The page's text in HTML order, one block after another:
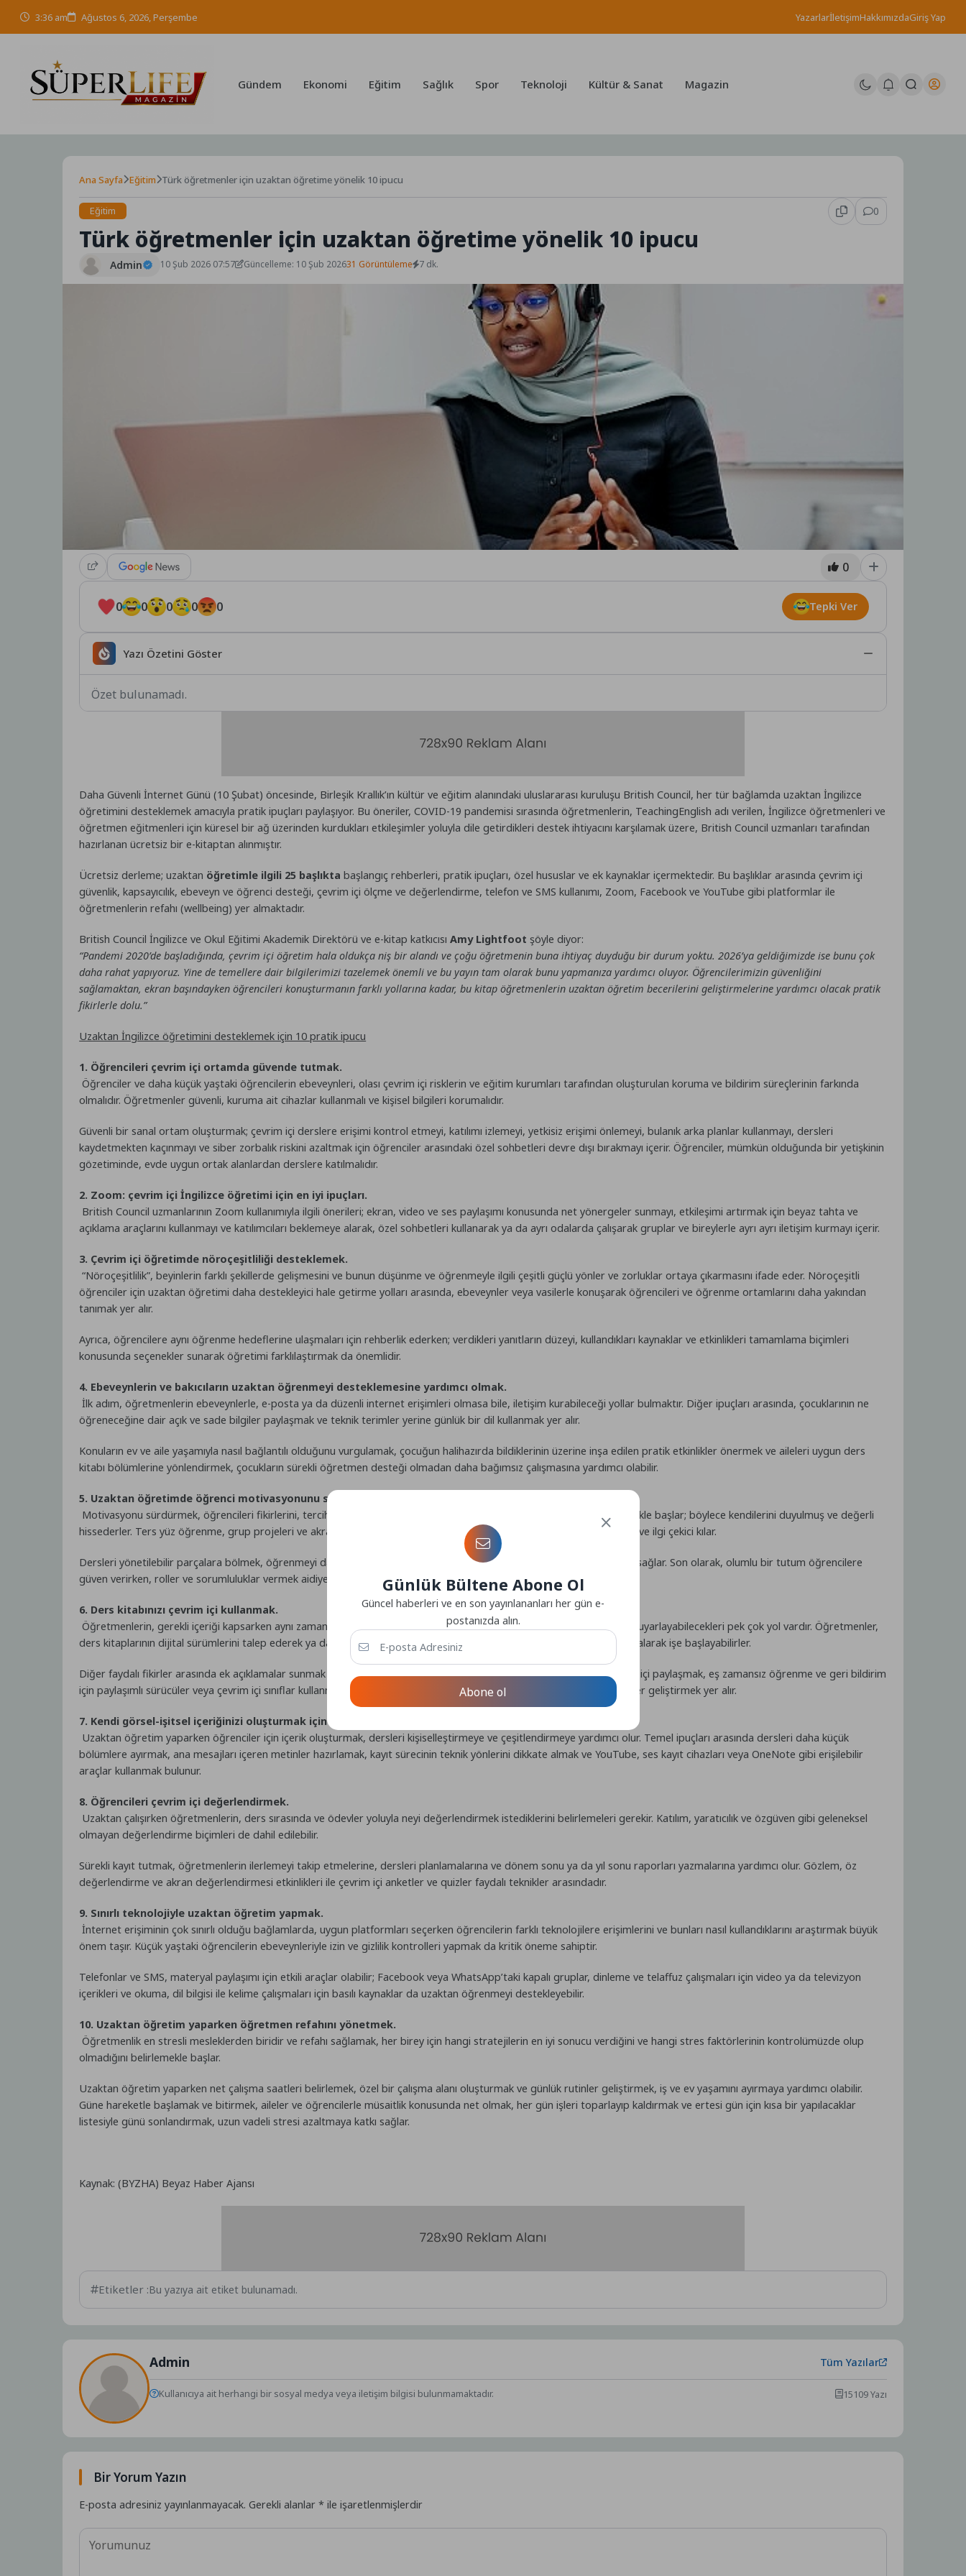
content
3:36 am Ağustos 6, 2026, Perşembe YazarlarİletişimHakkımızdaGiriş Yap
Gündem Ekonomi Eğitim Sağlık Spor Teknoloji Kültür & Sanat Magazin
Ana Sayfa Eğitim Türk öğretmenler için uzaktan öğretime yönelik 10 ipucu
Eğitim 0
Türk öğretmenler için uzaktan öğretime yönelik 10 ipucu
Admin 10 Şub 2026 07:57 Güncelleme: 10 Şub 202631 Görüntüleme 7 dk.
0
0 0 0 0 0 Tepki Ver
Yazı Özetini Göster
Özet bulunamadı.
Daha Güvenli İnternet Günü (10 Şubat) öncesinde, Birleşik Krallık’ın kültür ve eğitim alanındaki uluslararası kuruluşu British Council, her tür bağlamda uzaktan İngilizce
öğretimini desteklemek amacıyla pratik ipuçları paylaşıyor. Bu öneriler, COVID-19 pandemisi sırasında öğretmenlerin, TeachingEnglish adı verilen, İngilizce öğretmenleri ve
öğretmen eğitmenleri için küresel bir ağ üzerinden kurdukları etkileşimler yoluyla dile getirdikleri destek ihtiyacını karşılamak üzere, British Council uzmanları tarafından
hazırlanan ücretsiz bir e-kitaptan alınmıştır.
Ücretsiz derleme; uzaktan öğretimle ilgili 25 başlıkta başlangıç rehberleri, pratik ipuçları, özel hususlar ve ek kaynaklar içermektedir. Bu başlıklar arasında çevrim içi
güvenlik, kapsayıcılık, ebeveyn ve öğrenci desteği, çevrim içi ölçme ve değerlendirme, telefon ve SMS kullanımı, Zoom, Facebook ve YouTube gibi platformlar ile
öğretmenlerin refahı (wellbeing) yer almaktadır.
British Council İngilizce ve Okul Eğitimi Akademik Direktörü ve e-kitap katkıcısıAmy Lightfoot şöyle diyor:
“Pandemi 2020’de başladığında, çevrim içi öğretim hala oldukça niş bir alandı ve çoğu öğretmenin buna ihtiyaç duyduğu bir durum yoktu. 2026’ya geldiğimizde ise bunu çok
daha rahat yapıyoruz. Yine de temellere dair bilgilerimizi tazelemek önemli ve bu yayın tam olarak bunu yapmanıza yardımcı oluyor. Öğrencilerimizin güvenliğini
sağlamaktan, ekran başındayken öğrencileri konuşturmanın farklı yollarına kadar, bu kitap öğretmenlerin uzaktan öğretim becerilerini geliştirmelerine yardımcı olacak pratik
fikirlerle dolu.”
Uzaktan İngilizce öğretimini desteklemek için 10 pratik ipucu
1. Öğrencileri çevrim içi ortamda güvende tutmak.
Öğrenciler ve daha küçük yaştaki öğrencilerin ebeveynleri, olası çevrim içi risklerin ve eğitim kurumları tarafından oluşturulan koruma ve bildirim süreçlerinin farkında
olmalıdır. Öğretmenler güvenli, kuruma ait cihazlar kullanmalı ve kişisel bilgileri korumalıdır.
Güvenli bir sanal ortam oluşturmak; çevrim içi derslere erişimi kontrol etmeyi, katılımı izlemeyi, yetkisiz erişimi önlemeyi, bulanık arka planlar kullanmayı, dersleri
kaydetmekten kaçınmayı ve siber zorbalık riskini azaltmak için öğrenciler arasındaki özel sohbetleri devre dışı bırakmayı içerir. Öğrenciler, mümkün olduğunda bir yetişkinin
gözetiminde, evde uygun ortak alanlardan derslere katılmalıdır.
2. Zoom: çevrim içi İngilizce öğretimi için en iyi ipuçları.
British Council uzmanlarının Zoom kullanımıyla ilgili önerileri; ekran, video ve ses paylaşımı konusunda net yönergeler sunmayı, etkileşimi artırmak için beyaz tahta ve
açıklama araçlarını kullanmayı ve katılımcıları beklemeye alarak, özel sohbetleri kullanarak ya da ayrı odalarda çalışarak gruplar ve bireylerle ayrı ayrı iletişim kurmayı içerir.
3. Çevrim içi öğretimde nöroçeşitliliği desteklemek.
“Nöroçeşitlilik”, beyinlerin farklı şekillerde gelişmesini ve bunun düşünme ve öğrenmeyle ilgili çeşitli güçlü yönler ve zorluklar ortaya çıkarmasını ifade eder. Nöroçeşitli
öğrenciler için uzaktan öğretimi daha destekleyici hale getirme yolları arasında, ebeveynler veya vasilerle konuşarak öğrencileri ve öğrenme ortamlarını daha yakından
tanımak yer alır.
Ayrıca, öğrencilere aynı öğrenme hedeflerine ulaşmaları için rehberlik ederken; verdikleri yanıtların düzeyi, kullandıkları kaynaklar ve etkinlikleri tamamlama biçimleri
konusunda seçenekler sunarak öğretimi farklılaştırmak da önemlidir.
4. Ebeveynlerin ve bakıcıların uzaktan öğrenmeyi desteklemesine yardımcı olmak.
İlk adım, öğretmenlerin ebeveynlerle, e-posta ya da düzenli internet erişimleri olmasa bile, iletişim kurabileceği yollar bulmaktır. Diğer ipuçları arasında, çocuklarının ne
öğreneceğine dair açık ve sade bilgiler paylaşmak ve teknik terimler yerine günlük bir dil kullanmak yer alır.
Konuların ev ve aile yaşamıyla nasıl bağlantılı olduğunu vurgulamak, çocuğun halihazırda bildiklerinin üzerine inşa edilen pratik etkinlikler önermek ve aileleri uygun ders
kitabı bölümlerine yönlendirmek, çocukların sürekli öğretmen desteği olmadan daha bağımsız çalışmasına yardımcı olabilir.
5. Uzaktan öğretimde öğrenci motivasyonunu sürdürmek.
Motivasyonu sürdürmek, öğrencileri fikirlerini, tercihlerini ve geri bildirimlerini sorarak sürece aktif biçimde dahil etmekle başlar; böylece kendilerini duyulmuş ve değerli
hissederler. Ters yüz öğrenme, grup projeleri ve akran öğretimi gibi çeşitli ders formatları kullanmak, öğrenmeyi canlı ve ilgi çekici kılar.
Dersleri yönetilebilir parçalara bölmek, öğrenmeyi daha az bunaltıcı hale getirir ve zorluklar ortaya çıktığında esneklik sağlar. Son olarak, olumlu bir tutum öğrencilere
güven verirken, roller ve sorumluluklar vermek aidiyet ve özgüven kazandırır.
6. Ders kitabınızı çevrim içi kullanmak.
Öğretmenlerin, gerekli içeriği kapsarken aynı zamanda ilgi çekici çevrim içi dersler sunmak için ders kitabı etkinliklerini uyarlayabilecekleri pek çok yol vardır. Öğretmenler,
ders kitaplarının dijital sürümlerini talep ederek ya da belirli etkinlikleri öğrencilere göstermek için fotoğraf çekme izni alarak işe başlayabilirler.
Diğer faydalı fikirler arasında ek açıklamalar sunmak için video ve ses kayıtları hazırlamak, konuyla ilgili videoları çevrim içi paylaşmak, eş zamansız öğrenme ve geri bildirim
için paylaşımlı sürücüler veya çevrim içi sınıflar kullanmak ve canlı derslerde ara odalar veya grup sohbetleriyle etkinlikler geliştirmek yer alır.
7. Kendi görsel-işitsel içeriğinizi oluşturmak için ipuçları ve araçlar.
Uzaktan öğretim yaparken öğrenciler için içerik oluşturmak, dersleri kişiselleştirmeye ve çeşitlendirmeye yardımcı olur. Temel ipuçları arasında dersleri daha küçük
bölümlere ayırmak, ana mesajları içeren metinler hazırlamak, kayıt sürecinin teknik yönlerini dikkate almak ve YouTube, ses kayıt cihazları veya OneNote gibi erişilebilir
araçlar kullanmak bulunur.
8. Öğrencileri çevrim içi değerlendirmek.
Uzaktan çalışırken öğretmenlerin, ders sırasında ve ödevler yoluyla neyi değerlendirmek istediklerini belirlemeleri gerekir. Katılım, yaratıcılık ve özgüven gibi geleneksel
olmayan değerlendirme biçimleri de dahil edilebilir.
Sürekli kayıt tutmak, öğretmenlerin ilerlemeyi takip etmelerine, dersleri planlamalarına ve dönem sonu ya da yıl sonu raporları yazmalarına yardımcı olur. Gözlem, öz
değerlendirme ve akran değerlendirmesi etkinlikleri ile çevrim içi anketler ve quizler faydalı teknikler arasındadır.
9. Sınırlı teknolojiyle uzaktan öğretim yapmak.
İnternet erişiminin çok sınırlı olduğu bağlamlarda, uygun platformları seçerken öğrencilerin farklı teknolojilere erişimlerini ve bunları nasıl kullandıklarını araştırmak büyük
önem taşır. Küçük yaştaki öğrencilerin ebeveynleriyle izin ve gizlilik kontrolleri yapmak da kritik öneme sahiptir.
Telefonlar ve SMS, materyal paylaşımı için etkili araçlar olabilir; Facebook veya WhatsApp’taki kapalı gruplar, dinleme ve telaffuz çalışmaları için video ya da televizyon
içerikleri ve okuma, dil bilgisi ile kelime çalışmaları için basılı kaynaklar da uzaktan öğrenmeyi destekleyebilir.
10. Uzaktan öğretim yaparken öğretmen refahını yönetmek.
Öğretmenlik en stresli mesleklerden biridir ve refahı sağlamak, her birey için hangi stratejilerin en iyi sonucu verdiğini ve hangi stres faktörlerinin kontrolümüzde olup
olmadığını belirlemekle başlar.
Uzaktan öğretim yaparken net çalışma saatleri belirlemek, özel bir çalışma alanı oluşturmak ve günlük rutinler geliştirmek, iş ve ev yaşamını ayırmaya yardımcı olabilir.
Güne hareketle başlamak ve bitirmek, aileler ve öğrencilerle müsaitlik konusunda net olmak, her gün işleri toparlayıp kaldırmak ve ertesi gün için kısa bir yapılacaklar
listesiyle günü sonlandırmak, uzun vadeli stresi azaltmaya katkı sağlar.
Kaynak: (BYZHA) Beyaz Haber Ajansı
Etiketler :Bu yazıya ait etiket bulunamadı.
Admin Tüm Yazılar
Kullanıcıya ait herhangi bir sosyal medya veya iletişim bilgisi bulunmamaktadır. 15109 Yazı
Bir Yorum Yazın
E-posta adresiniz yayınlanmayacak. Gerekli alanlar* ile işaretlenmişlerdir
Günlük Bültene Abone Ol
Güncel haberleri ve en son yayınlananları her gün e-
postanızda alın.
Abone ol